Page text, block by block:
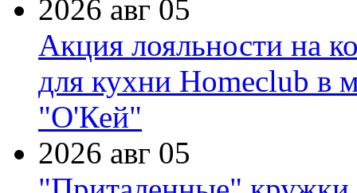
2026 авг 05
Акция лояльности на
для кухни Homeclub в
"О'Кей"
2026 авг 05